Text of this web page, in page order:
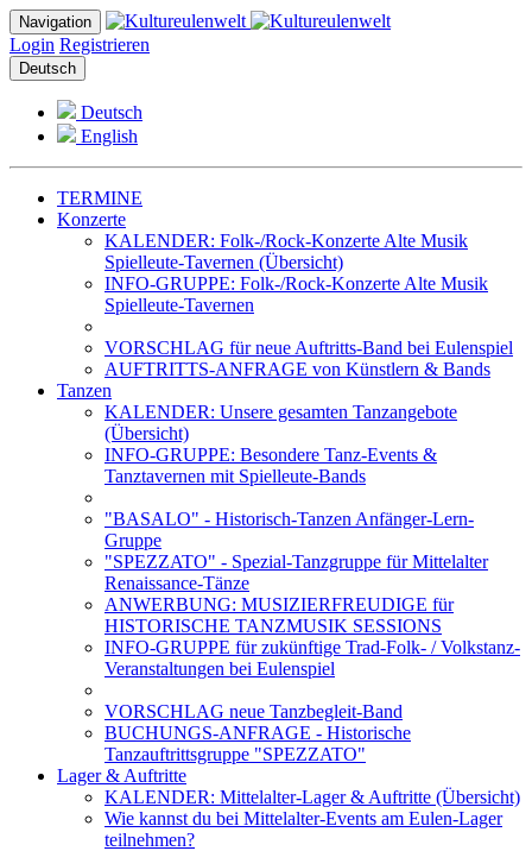
Navigation
Login Registrieren
Deutsch
Deutsch
English
TERMINE
Konzerte
KALENDER: Folk-/Rock-Konzerte Alte Musik
Spielleute-Tavernen (Übersicht)
INFO-GRUPPE: Folk-/Rock-Konzerte Alte Musik
Spielleute-Tavernen
VORSCHLAG für neue Auftritts-Band bei Eulenspiel
AUFTRITTS-ANFRAGE von Künstlern & Bands
Tanzen
KALENDER: Unsere gesamten Tanzangebote
(Übersicht)
INFO-GRUPPE: Besondere Tanz-Events &
Tanztavernen mit Spielleute-Bands
"BASALO" - Historisch-Tanzen Anfänger-Lern-
Gruppe
"SPEZZATO" - Spezial-Tanzgruppe für Mittelalter
Renaissance-Tänze
ANWERBUNG: MUSIZIERFREUDIGE für
HISTORISCHE TANZMUSIK SESSIONS
INFO-GRUPPE für zukünftige Trad-Folk- / Volkstanz-
Veranstaltungen bei Eulenspiel
VORSCHLAG neue Tanzbegleit-Band
BUCHUNGS-ANFRAGE - Historische
Tanzauftrittsgruppe "SPEZZATO"
Lager & Auftritte
KALENDER: Mittelalter-Lager & Auftritte (Übersicht)
Wie kannst du bei Mittelalter-Events am Eulen-Lager
teilnehmen?